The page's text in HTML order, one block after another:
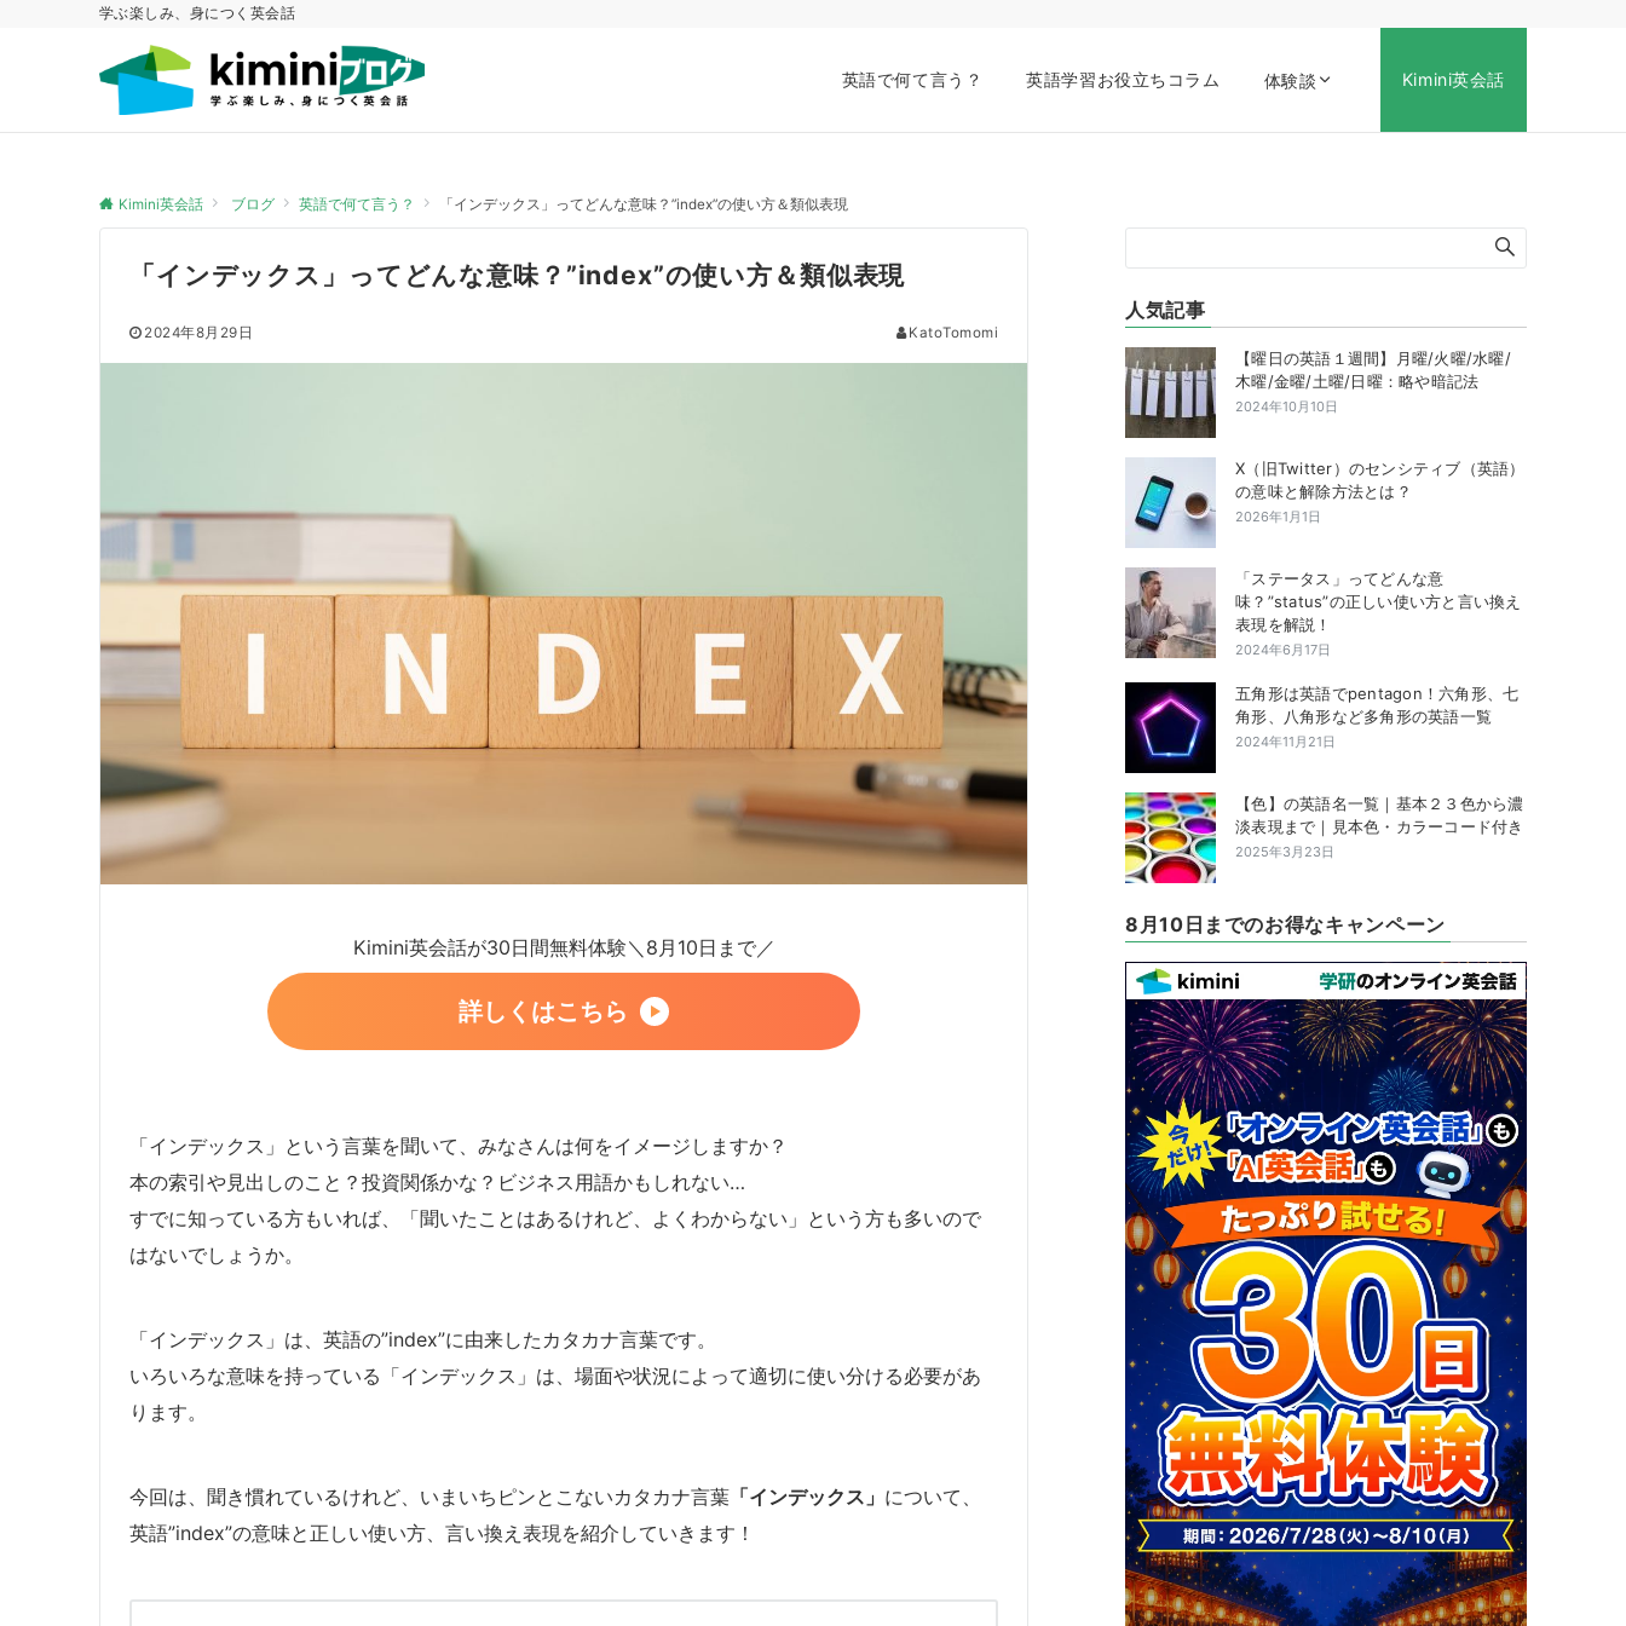
学ぶ楽しみ、身につく英会話
英語で何て言う？ 英語学習お役立ちコラム 体験談 Kimini英会話
Kimini英会話 ブログ 英語で何て言う？ 「インデックス」ってどんな意味？”index”の使い方＆類似表現
「インデックス」ってどんな意味？”index”の使い方＆類似表現
2024年8月29日 KatoTomomi
Kimini英会話が30日間無料体験＼8月10日まで／
詳しくはこちら
「インデックス」という言葉を聞いて、みなさんは何をイメージしますか？
本の索引や見出しのこと？投資関係かな？ビジネス用語かもしれない…
すでに知っている方もいれば、「聞いたことはあるけれど、よくわからない」という方も多いので
はないでしょうか。
「インデックス」は、英語の”index”に由来したカタカナ言葉です。
いろいろな意味を持っている「インデックス」は、場面や状況によって適切に使い分ける必要があ
ります。
今回は、聞き慣れているけれど、いまいちピンとこないカタカナ言葉 「インデックス」 について、
英語”index”の意味と正しい使い方、言い換え表現を紹介していきます！
人気記事
【曜日の英語１週間】月曜/火曜/水曜/
木曜/金曜/土曜/日曜：略や暗記法
2024年10月10日
X（旧Twitter）のセンシティブ（英語）
の意味と解除方法とは？
2026年1月1日
「ステータス」ってどんな意
味？”status”の正しい使い方と言い換え
表現を解説！
2024年6月17日
五角形は英語でpentagon！六角形、七
角形、八角形など多角形の英語一覧
2024年11月21日
【色】の英語名一覧｜基本２３色から濃
淡表現まで｜見本色・カラーコード付き
2025年3月23日
8月10日までのお得なキャンペーン